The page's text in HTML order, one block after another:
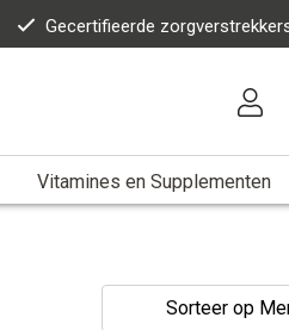
Gecertifieerde
Vitamines en Supplementen